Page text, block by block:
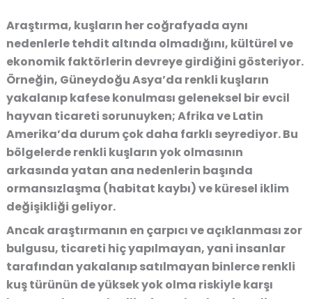
Araştırma, kuşların her coğrafyada aynı
nedenlerle tehdit altında olmadığını, kültürel ve
ekonomik faktörlerin devreye girdiğini gösteriyor.
Örneğin, Güneydoğu Asya’da renkli kuşların
yakalanıp kafese konulması geleneksel bir evcil
hayvan ticareti sorunuyken; Afrika ve Latin
Amerika’da durum çok daha farklı seyrediyor. Bu
bölgelerde renkli kuşların yok olmasının
arkasında yatan ana nedenlerin başında
ormansızlaşma (habitat kaybı) ve küresel iklim
değişikliği geliyor.
Ancak araştırmanın en çarpıcı ve açıklanması zor
bulgusu, ticareti hiç yapılmayan, yani insanlar
tarafından yakalanıp satılmayan binlerce renkli
kuş türünün de yüksek yok olma riskiyle karşı